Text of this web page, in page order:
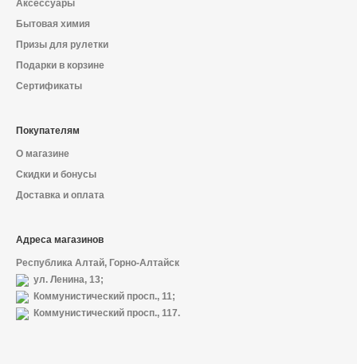
Аксессуары
Бытовая химия
Призы для рулетки
Подарки в корзине
Сертификаты
Покупателям
О магазине
Скидки и бонусы
Доставка и оплата
Адреса магазинов
Республика Алтай, Горно-Алтайск
ул. Ленина, 13;
Коммунистический просп., 11;
Коммунистический просп., 117.